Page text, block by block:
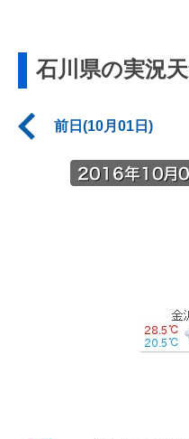
石川県の実況
前日(10月01日)